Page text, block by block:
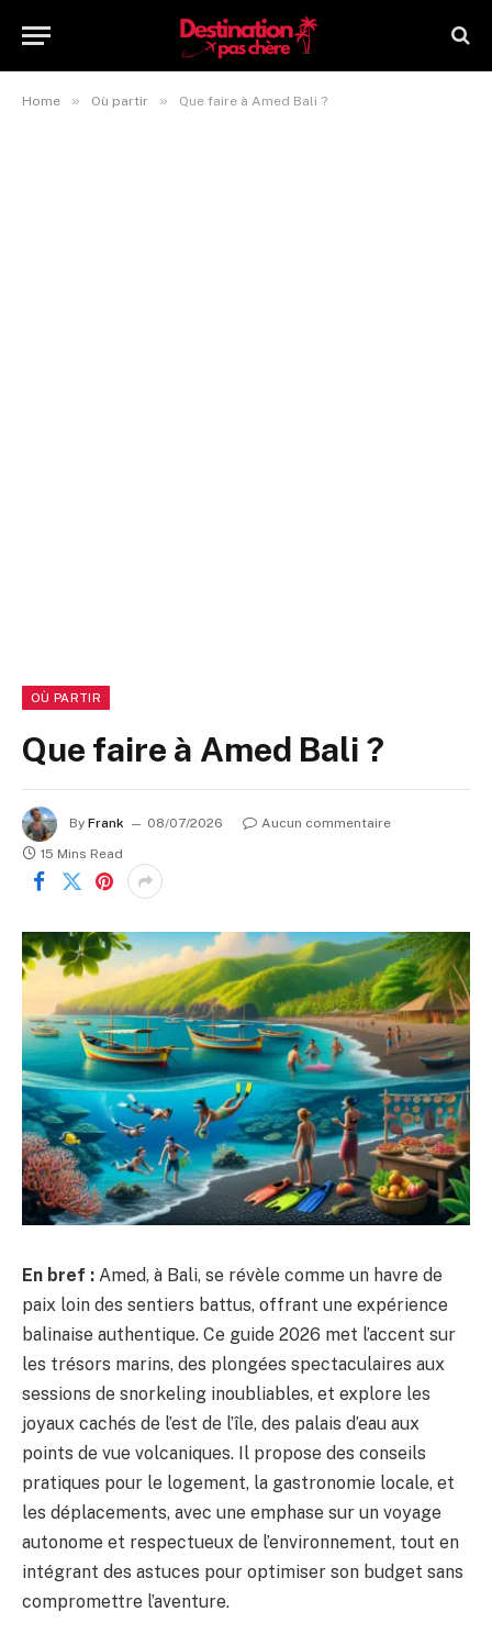
Home » Où partir » Que faire à Amed Bali ?
OÙ PARTIR
Que faire à Amed Bali ?
By Frank 08/07/2026
Aucun commentaire
15 Mins Read
En bref : Amed, à Bali, se révèle comme un havre de
paix loin des sentiers battus, offrant une expérience
balinaise authentique. Ce guide 2026 met l’accent sur
les trésors marins, des plongées spectaculaires aux
sessions de snorkeling inoubliables, et explore les
joyaux cachés de l’est de l’île, des palais d’eau aux
points de vue volcaniques. Il propose des conseils
pratiques pour le logement, la gastronomie locale, et
les déplacements, avec une emphase sur un voyage
autonome et respectueux de l’environnement, tout en
intégrant des astuces pour optimiser son budget sans
compromettre l’aventure.